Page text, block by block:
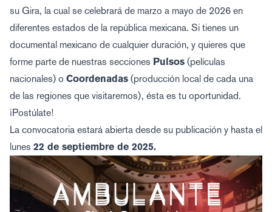
su Gira, la cual se celebrará de marzo a mayo de 2026 en
diferentes estados de la república mexicana. Si tienes un
documental mexicano de cualquier duración, y quieres que
forme parte de nuestras secciones Pulsos (películas
nacionales) o Coordenadas (producción local de cada una
de las regiones que visitaremos), ésta es tu oportunidad.
¡Postúlate!
La convocatoria estará abierta desde su publicación y hasta el
lunes 22 de septiembre de 2025.